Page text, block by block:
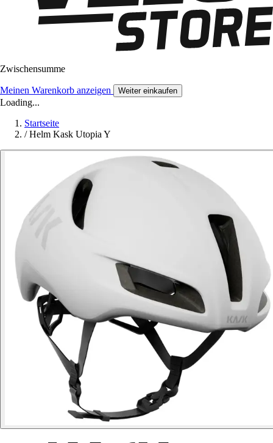
Zwischensumme
Meinen Warenkorb anzeigen Weiter einkaufen
Loading...
Startseite
/ Helm Kask Utopia Y